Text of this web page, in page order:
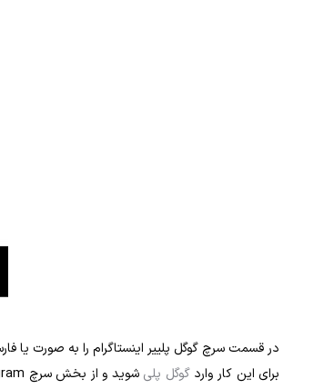
در قسمت سرچ گوگل پلییر اینستاگرام را به صورت یا
برای این کار واردگوگل پلی